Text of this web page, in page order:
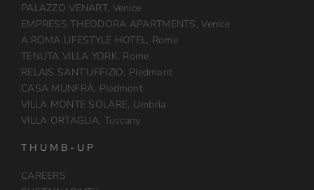
PALAZZO VENART, Venice
EMPRESS THEODORA APARTMENTS, Venice
A.ROMA LIFESTYLE HOTEL, Rome
TENUTA VILLA YORK, Rome
RELAIS SANT’UFFIZIO, Piedmont
CASA MUNFRÀ, Piedmont
VILLA MONTE SOLARE, Umbria
VILLA ORTAGLIA, Tuscany
THUMB-UP
CAREERS